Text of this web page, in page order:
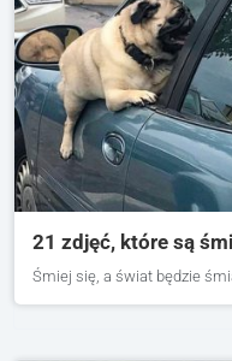
21 zdjęć, które są
Śmiej się, a świat będzie